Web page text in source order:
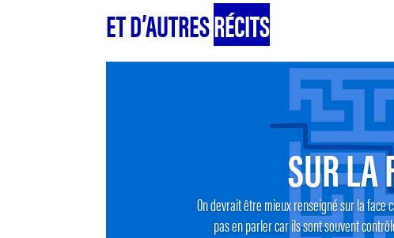
ET D’AUTRESRÉCITS
SUR LA
On devrait être mieux renseigné sur la face
pas en parler car ils sont souvent